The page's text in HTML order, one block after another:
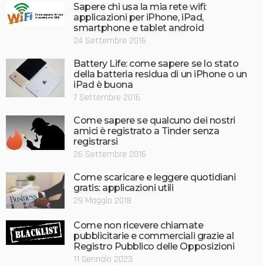
Sapere chi usa la mia rete wifi:
applicazioni per iPhone, iPad,
smartphone e tablet android
24 Settembre 2016
Battery Life: come sapere se lo stato
della batteria residua di un iPhone o un
iPad è buona
7 Settembre 2016
Come sapere se qualcuno dei nostri
amici è registrato a Tinder senza
registrarsi
26 Settembre 2016
Come scaricare e leggere quotidiani
gratis: applicazioni utili
29 Maggio 2018
Come non ricevere chiamate
pubblicitarie e commerciali grazie al
Registro Pubblico delle Opposizioni
11 Gennaio 2023